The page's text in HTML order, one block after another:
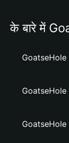
के बारे में
GoatseHole
GoatseHole
GoatseHole